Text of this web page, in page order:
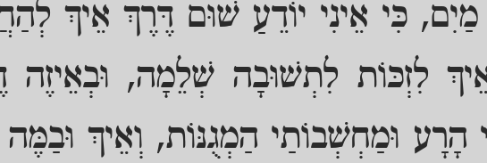
מַיִם, כִּי אֵינִי יוֹדֵעַ שׁוּם דֶּרֶךְ אֵיךְ
לִזְכּוֹת לִתְשׁוּבָה שְׁלֵמָה, וּבְאֵיזֶה
הָרָע וּמַחְשְׁבוֹתַי הַמְגֻנּוֹת, וְאֵיךְ